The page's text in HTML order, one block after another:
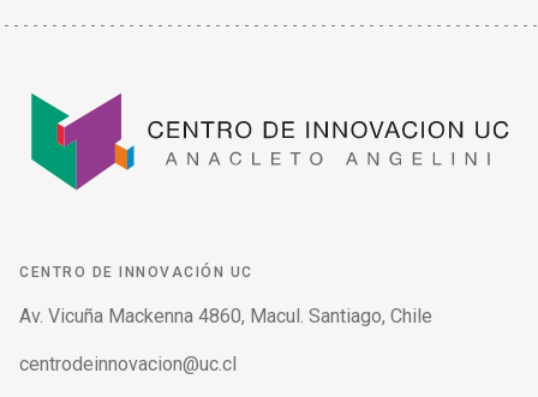
CENTRO DE INNOVACIÓN UC
Av. Vicuña Mackenna 4860, Macul. Santiago, Chile
centrodeinnovacion@uc.cl